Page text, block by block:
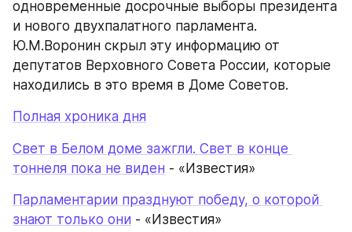
одновременные досрочные выборы президента
и нового двухпалатного парламента.
Ю.М.Воронин скрыл эту информацию от
депутатов Верховного Совета России, которые
находились в это время в Доме Советов.
Полная хроника дня
Свет в Белом доме зажгли. Свет в конце
тоннеля пока не виден - «Известия»
Парламентарии празднуют победу, о которой
знают только они - «Известия»